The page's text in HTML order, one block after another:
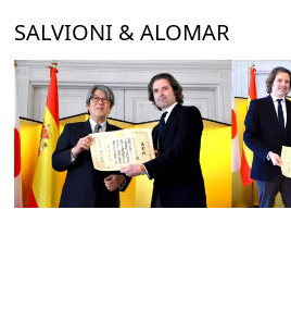
SALVIONI & ALOMAR